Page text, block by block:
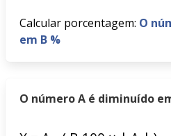
Calcular porcentagem: O
em B %
O número A é diminuído